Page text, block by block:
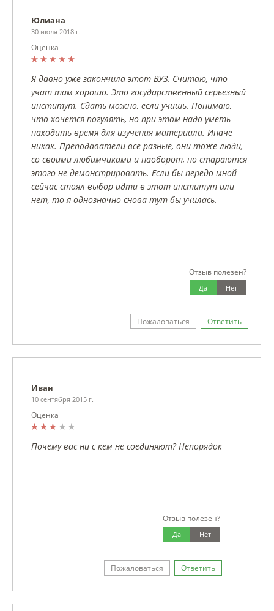
Юлиана
30 июля 2018 г.
Оценка
Я давно уже закончила этот ВУЗ. Считаю, что
учат там хорошо. Это государственный серьезный
институт. Сдать можно, если учишь. Понимаю,
что хочется погулять, но при этом надо уметь
находить время для изучения материала. Иначе
никак. Преподаватели все разные, они тоже люди,
со своими любимчиками и наоборот, но стараются
этого не демонстрировать. Если бы передо мной
сейчас стоял выбор идти в этот институт или
нет, то я однозначно снова тут бы училась.
Отзыв полезен?
Нет
Да
Пожаловаться Ответить
Иван
10 сентября 2015 г.
Оценка
Почему вас ни с кем не соединяют? Непорядок
Отзыв полезен?
Нет
Да
Пожаловаться Ответить